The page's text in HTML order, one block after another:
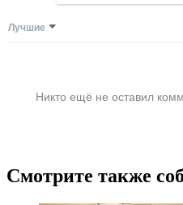
Лучшие
Никто ещё не оставил
Смотрите также